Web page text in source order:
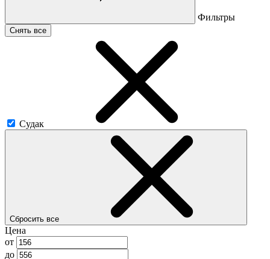
Фильтры
Снять все
Судак
Сбросить все
Цена
от
до